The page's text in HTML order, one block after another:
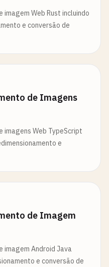
Web Rust incluindo
e conversão de
de Imagens
imagens Web TypeScript
e
de Imagem
imagem Android Java
e conversão de